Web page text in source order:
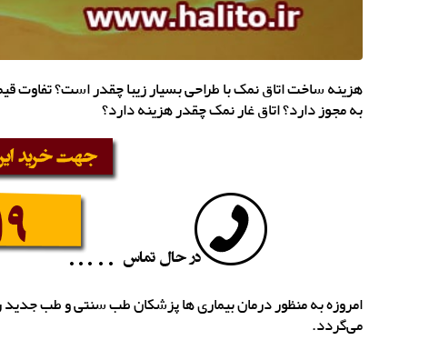
هزینه ساخت اتاق نمک با طراحی بسیار زیبا چقدر است؟ تفاوت
به مجوز دارد؟ اتاق غار نمک چقدر هزینه دارد؟
امروزه به منظور درمان بیماری ها پزشکان طب سنتی و طب
می‌گردد.